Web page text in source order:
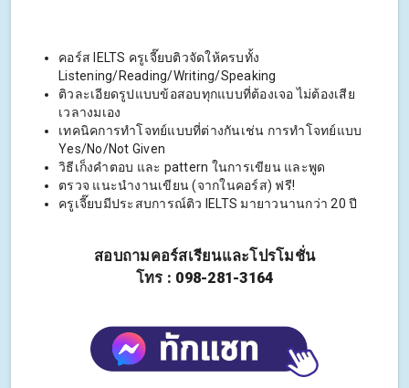
คอร์ส IELTS ครูเจี๊ยบติวจัดให้ครบทั้ง
Listening/Reading/Writing/Speaking
ติวละเอียดรูปแบบข้อสอบทุกแบบที่ต้องเจอ ไม่ต้องเสีย
เวลางมเอง
เทคนิคการทำโจทย์แบบที่ต่างกันเช่น การทำโจทย์แบบ
Yes/No/Not Given
วิธีเก็งคำตอบ และ pattern ในการเขียน และพูด
ตรวจ แนะนำงานเขียน (จากในคอร์ส) ฟรี!
ครูเจี๊ยบมีประสบการณ์ติว IELTS มายาวนานกว่า 20 ปี
สอบถามคอร์สเรียนและโปรโมชั่น
โทร : 098-281-3164